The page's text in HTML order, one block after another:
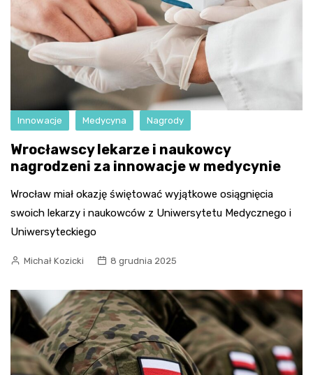
Innowacje Medycyna Nagrody
Wrocławscy lekarze i naukowcy
nagrodzeni za innowacje w medycynie
Wrocław miał okazję świętować wyjątkowe osiągnięcia
swoich lekarzy i naukowców z Uniwersytetu Medycznego i
Uniwersyteckiego
Michał Kozicki 8 grudnia 2025